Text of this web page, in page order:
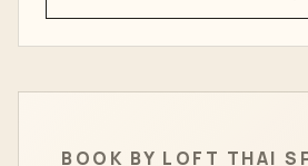
или руководителем команды.